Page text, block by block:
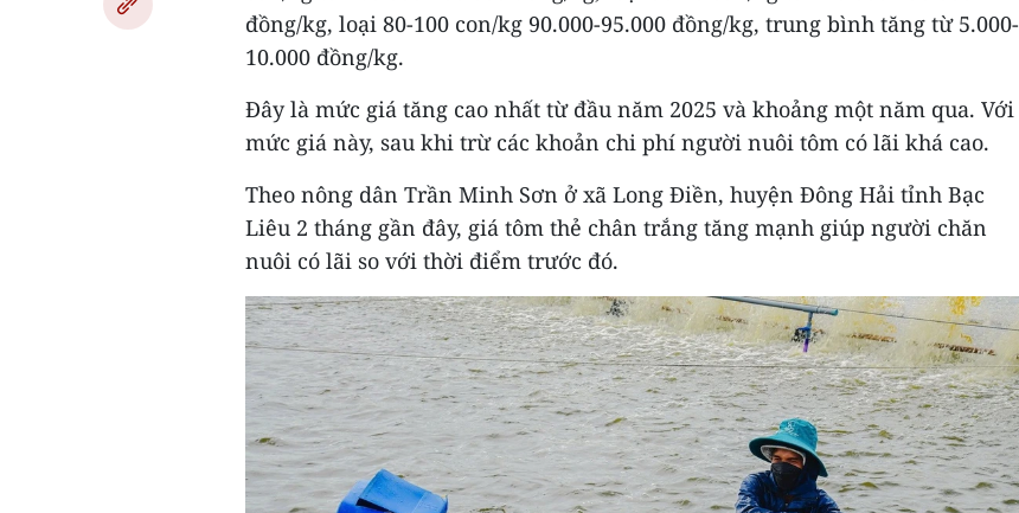
đồng/kg, loại 80-100 con/kg 90.000-95.000 đồng/kg, trung bình tăng từ 5.000-
10.000 đồng/kg.
Đây là mức giá tăng cao nhất từ đầu năm 2025 và khoảng một năm qua. Với
mức giá này, sau khi trừ các khoản chi phí người nuôi tôm có lãi khá cao.
Theo nông dân Trần Minh Sơn ở xã Long Điền, huyện Đông Hải tỉnh Bạc
Liêu 2 tháng gần đây, giá tôm thẻ chân trắng tăng mạnh giúp người chăn
nuôi có lãi so với thời điểm trước đó.